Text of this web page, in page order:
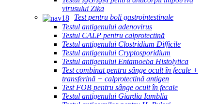
virusului Zika
Test pentru boli gastrointestinale
Testul antigenului adenovirus
Testul CALP pentru calprotectină
Testul antigenului Clostridium Difficile
Testul antigenului Cryptosporidium
Testul antigenului Entamoeba Histolytica
Test combinat pentru sânge ocult în fecale +
transferină + calprotectină antigen
Test FOB pentru sânge ocult în fecale
Testul antigenului Giardia Iamblia